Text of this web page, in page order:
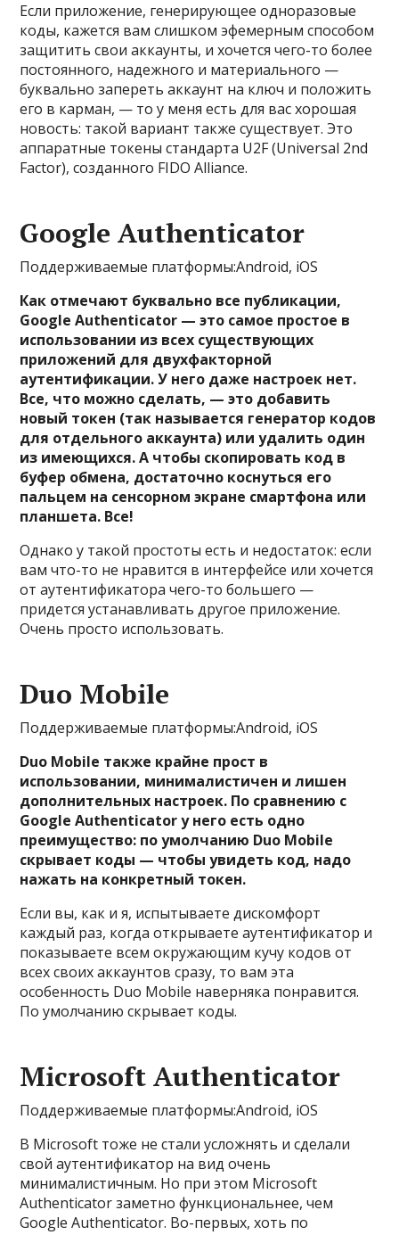
Если приложение, генерирующее одноразовые
коды, кажется вам слишком эфемерным способом
защитить свои аккаунты, и хочется чего-то более
постоянного, надежного и материального —
буквально запереть аккаунт на ключ и положить
его в карман, — то у меня есть для вас хорошая
новость: такой вариант также существует. Это
аппаратные токены стандарта U2F (Universal 2nd
Factor), созданного FIDO Alliance.
Google Authenticator
Поддерживаемые платформы:Android, iOS
Как отмечают буквально все публикации,
Google Authenticator — это самое простое в
использовании из всех существующих
приложений для двухфакторной
аутентификации. У него даже настроек нет.
Все, что можно сделать, — это добавить
новый токен (так называется генератор кодов
для отдельного аккаунта) или удалить один
из имеющихся. А чтобы скопировать код в
буфер обмена, достаточно коснуться его
пальцем на сенсорном экране смартфона или
планшета. Все!
Однако у такой простоты есть и недостаток: если
вам что-то не нравится в интерфейсе или хочется
от аутентификатора чего-то большего —
придется устанавливать другое приложение.
Очень просто использовать.
Duo Mobile
Поддерживаемые платформы:Android, iOS
Duo Mobile также крайне прост в
использовании, минималистичен и лишен
дополнительных настроек. По сравнению с
Google Authenticator у него есть одно
преимущество: по умолчанию Duo Mobile
скрывает коды — чтобы увидеть код, надо
нажать на конкретный токен.
Если вы, как и я, испытываете дискомфорт
каждый раз, когда открываете аутентификатор и
показываете всем окружающим кучу кодов от
всех своих аккаунтов сразу, то вам эта
особенность Duo Mobile наверняка понравится.
По умолчанию скрывает коды.
Microsoft Authenticator
Поддерживаемые платформы:Android, iOS
В Microsoft тоже не стали усложнять и сделали
свой аутентификатор на вид очень
минималистичным. Но при этом Microsoft
Authenticator заметно функциональнее, чем
Google Authenticator. Во-первых, хоть по